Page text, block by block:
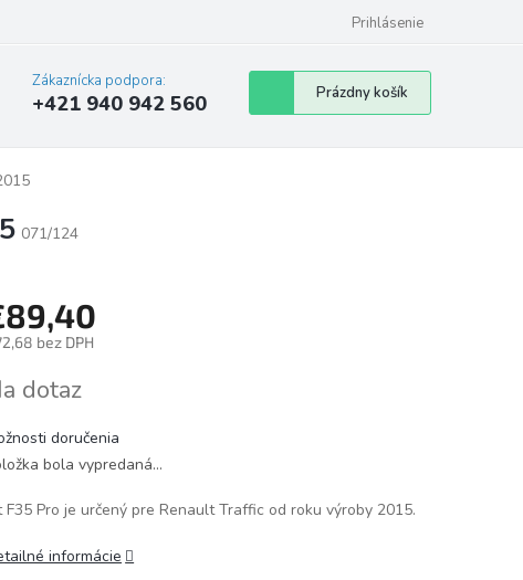
Prihlásenie
Zákaznícka podpora:
+421 940 942 560
Nákupný
košík
Prázdny košík
071/124
bez DPH
dotaz
doručenia
bola vypredaná…
F35 Pro je určený pre Renault Traffic od roku výroby 2015.
informácie